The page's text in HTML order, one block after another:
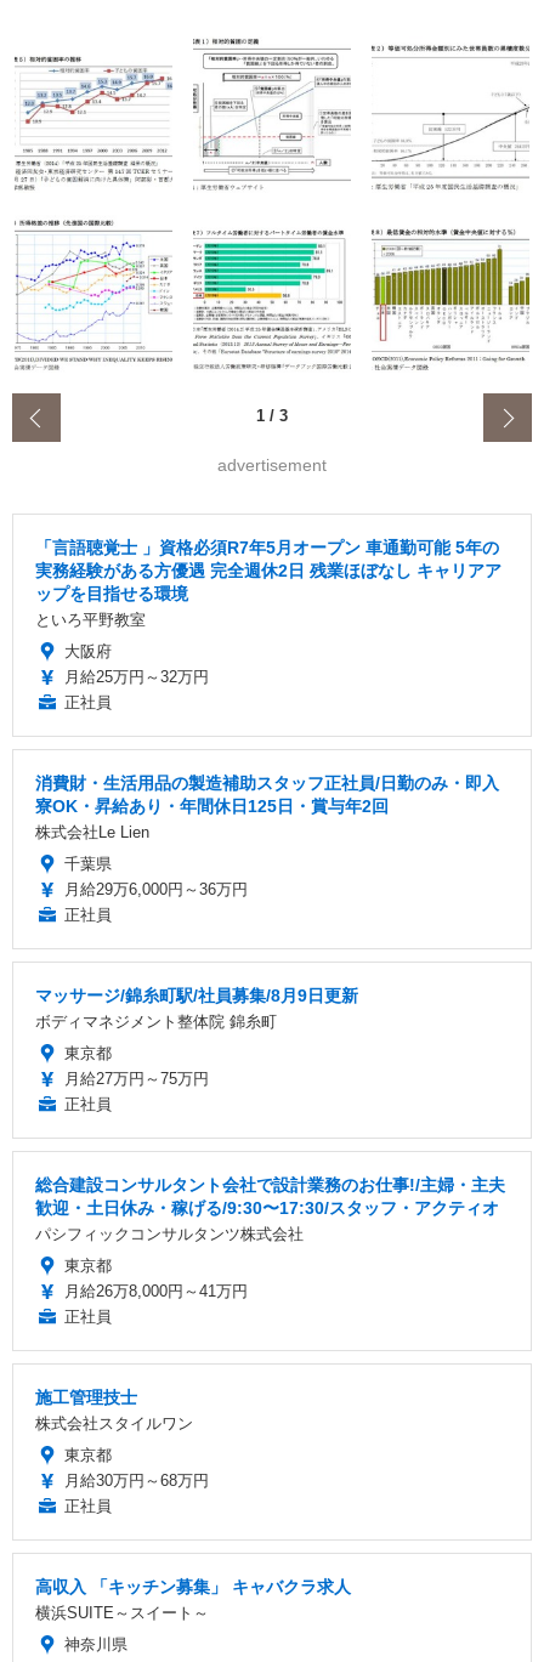
1 / 3
advertisement
「言語聴覚士 」資格必須R7年5月オープン 車通勤可能 5年の
実務経験がある方優遇 完全週休2日 残業ほぼなし キャリアア
ップを目指せる環境
といろ平野教室
大阪府
月給25万円～32万円
正社員
消費財・生活用品の製造補助スタッフ正社員/日勤のみ・即入
寮OK・昇給あり・年間休日125日・賞与年2回
株式会社Le Lien
千葉県
月給29万6,000円～36万円
正社員
マッサージ/錦糸町駅/社員募集/8月9日更新
ボディマネジメント整体院 錦糸町
東京都
月給27万円～75万円
正社員
総合建設コンサルタント会社で設計業務のお仕事!/主婦・主夫
歓迎・土日休み・稼げる/9:30〜17:30/スタッフ・アクティオ
パシフィックコンサルタンツ株式会社
東京都
月給26万8,000円～41万円
正社員
施工管理技士
株式会社スタイルワン
東京都
月給30万円～68万円
正社員
高収入 「キッチン募集」 キャバクラ求人
横浜SUITE～スイート～
神奈川県